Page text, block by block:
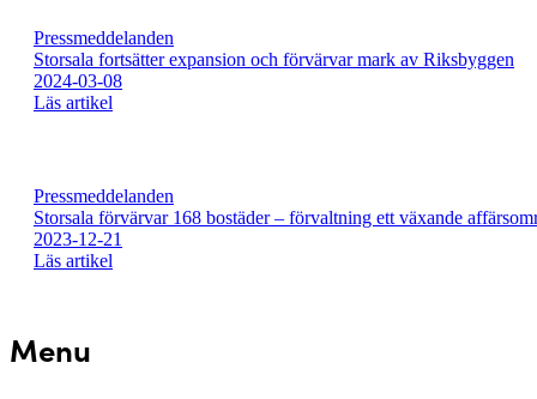
Pressmeddelanden
Storsala fortsätter expansion och förvärvar mark av Riksbyggen
2024-03-08
Läs artikel
Pressmeddelanden
Storsala förvärvar 168 bostäder – förvaltning ett växande
2023-12-21
Läs artikel
Menu